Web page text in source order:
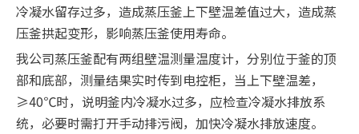
冷凝水留存过多，造成蒸压釜上下壁温差值过大，造成蒸
压釜拱起变形，影响蒸压釜使用寿命。
我公司蒸压釜配有两组壁温测量温度计，分别位于釜的顶
部和底部，测量结果实时传到电控柜，当上下壁温差，
≥40℃时，说明釜内冷凝水过多，应检查冷凝水排放系
统，必要时需打开手动排污阀，加快冷凝水排放速度。